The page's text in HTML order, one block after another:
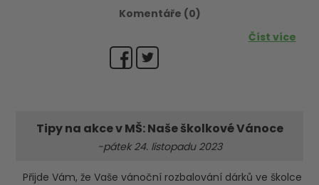
Komentáře (0)
Číst více
Tipy na akce v MŠ: Naše školkové Vánoce
-pátek 24. listopadu 2023
Přijde Vám, že Vaše vánoční rozbalování dárků ve školce